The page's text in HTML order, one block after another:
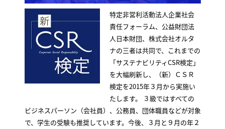
特定非営利活動法人企業社会
責任フォーラム、公益財団法
人日本財団、株式会社オルタ
ナの三者は共同で、これまでの
「サステナビリティCSR検定」
を大幅刷新し、（新）ＣＳＲ
検定を2015年３月から実施い
たします。 ３級ではすべての
ビジネスパーソン（会社員）、公務員、団体職員などが対象
で、学生の受験も推奨しています。今後、３月と９月の年２